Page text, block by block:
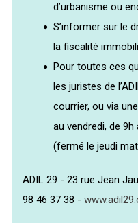
d’urbanisme ou
S’informer sur le
la fiscalité
Pour toutes ces
les juristes de
courrier, ou via
au vendredi, de
(fermé le jeudi
ADIL 29 - 23 rue Jean
98 46 37 38 -